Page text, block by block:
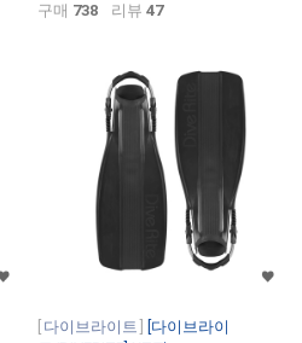
구매 738 리뷰 47
다이브라이트
[다이브라이